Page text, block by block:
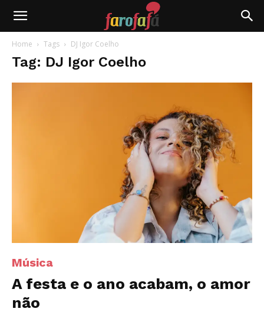
Farofafá
Home Tags DJ Igor Coelho
Tag: DJ Igor Coelho
Música
A festa e o ano acabam, o amor
não